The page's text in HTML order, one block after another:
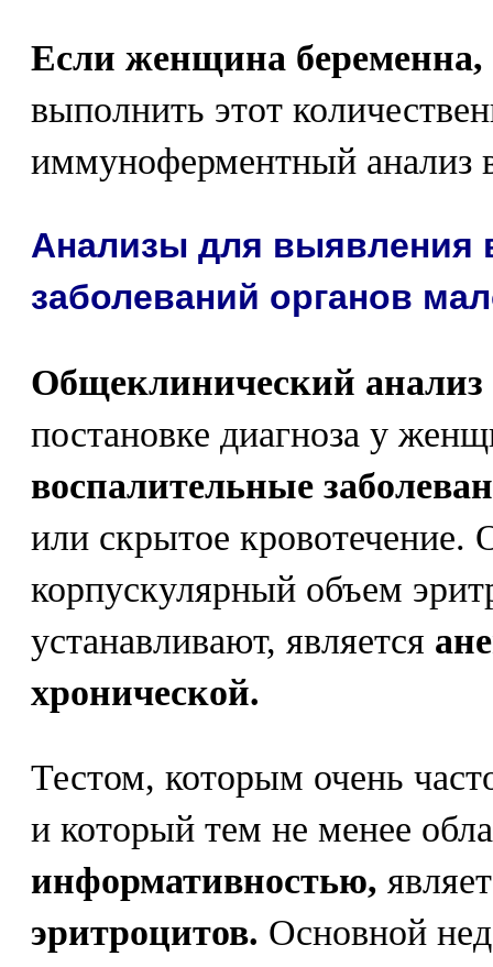
Если женщина беременна,
выполнить этот
иммуноферментный анализ
Анализы для выявления
заболеваний органов
Общеклинический анализ
постановке диагноза у
воспалительные
или скрытое кровотечение.
корпускулярный объем
устанавливают, является
хронической.
Тестом, которым очень
и который тем не менее
информативностью,
эритроцитов. Основной